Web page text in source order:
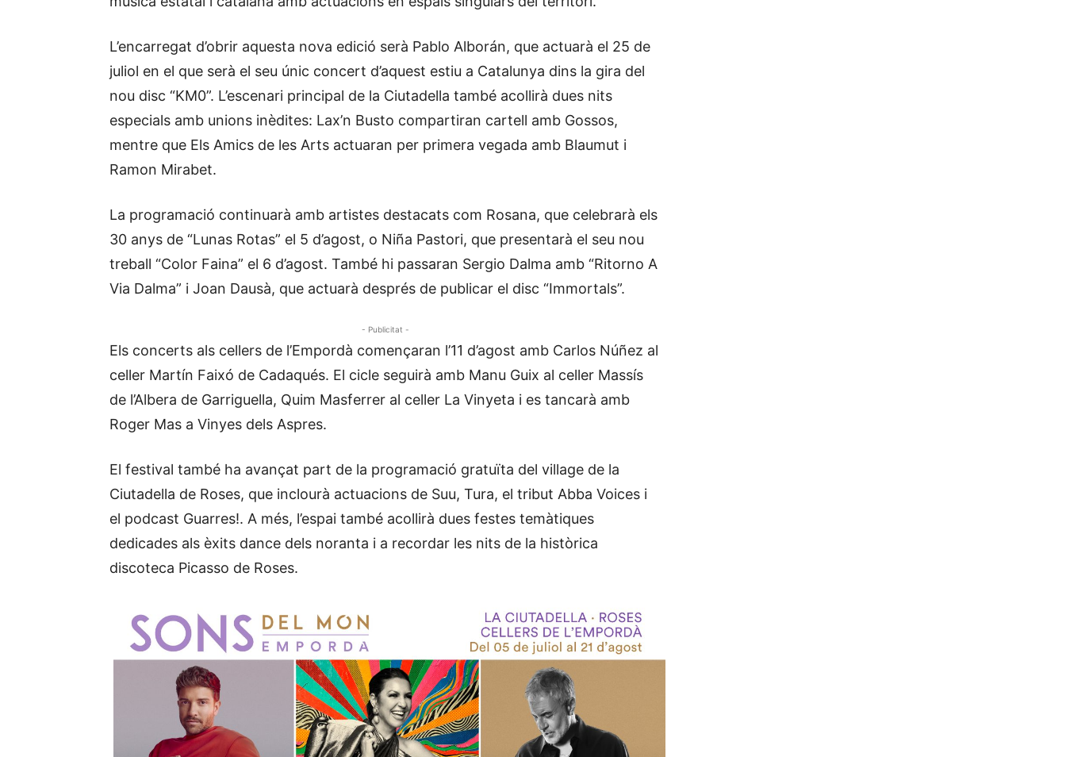
L’encarregat d’obrir aquesta nova edició serà Pablo Alborán, que actuarà el 25 de
juliol en el que serà el seu únic concert d’aquest estiu a Catalunya dins la gira del
nou disc “KM0”. L’escenari principal de la Ciutadella també acollirà dues nits
especials amb unions inèdites: Lax’n Busto compartiran cartell amb Gossos,
mentre que Els Amics de les Arts actuaran per primera vegada amb Blaumut i
Ramon Mirabet.
La programació continuarà amb artistes destacats com Rosana, que celebrarà els
30 anys de “Lunas Rotas” el 5 d’agost, o Niña Pastori, que presentarà el seu nou
treball “Color Faina” el 6 d’agost. També hi passaran Sergio Dalma amb “Ritorno A
Via Dalma” i Joan Dausà, que actuarà després de publicar el disc “Immortals”.
- Publicitat -
Els concerts als cellers de l’Empordà començaran l’11 d’agost amb Carlos Núñez al
celler Martín Faixó de Cadaqués. El cicle seguirà amb Manu Guix al celler Massís
de l’Albera de Garriguella, Quim Masferrer al celler La Vinyeta i es tancarà amb
Roger Mas a Vinyes dels Aspres.
El festival també ha avançat part de la programació gratuïta del village de la
Ciutadella de Roses, que inclourà actuacions de Suu, Tura, el tribut Abba Voices i
el podcast Guarres!. A més, l’espai també acollirà dues festes temàtiques
dedicades als èxits dance dels noranta i a recordar les nits de la històrica
discoteca Picasso de Roses.